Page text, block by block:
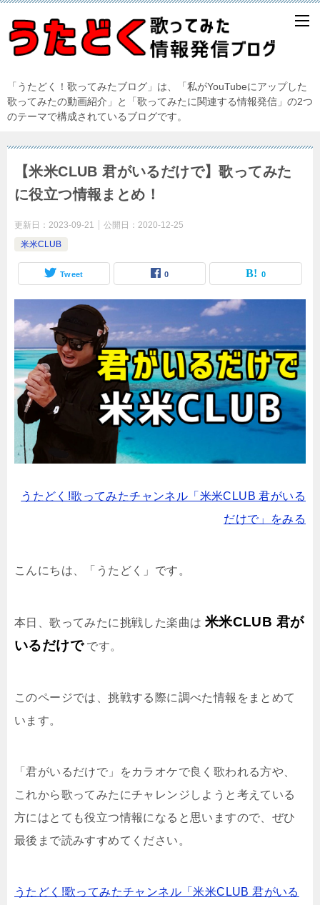
「うたどく！歌ってみたブログ」は、「私がYouTubeにアップした
歌ってみたの動画紹介」と「歌ってみたに関連する情報発信」の2つ
のテーマで構成されているブログです。
【米米CLUB 君がいるだけで】歌ってみた
に役立つ情報まとめ！
更新日： 2023-09-21 公開日： 2020-12-25
米米CLUB
Tweet 0 0
うたどく!歌ってみたチャンネル「米米CLUB 君がいる
だけで」をみる
こんにちは、「うたどく」です。
本日、歌ってみたに挑戦した楽曲は 米米CLUB 君が
いるだけでです。
このページでは、挑戦する際に調べた情報をまとめて
います。
「君がいるだけで」をカラオケで良く歌われる方や、
これから歌ってみたにチャレンジしようと考えている
方にはとても役立つ情報になると思いますので、ぜひ
最後まで読みすすめてください。
うたどく!歌ってみたチャンネル「米米CLUB 君がいる